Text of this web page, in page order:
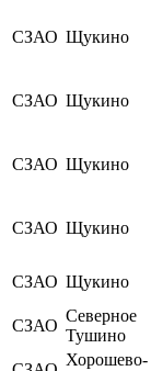
СЗАО Щукино
СЗАО Щукино
СЗАО Щукино
СЗАО Щукино
СЗАО Щукино
СЗАО
Северное
Тушино
Хорошево-